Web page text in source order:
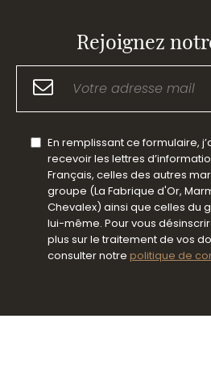
Rejoignez
En remplissant ce formulaire,
recevoir les lettres
Français, celles des autres
groupe (La Fabrique d'Or,
Chevalex) ainsi que celles du
lui-même. Pour vous
plus sur le traitement de vos
consulter notre politique de